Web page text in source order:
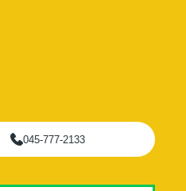
045-777-2133